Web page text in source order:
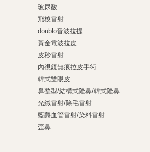
玻尿酸
飛梭雷射
doublo音波拉提
黃金電波拉皮
皮秒雷射
內視鏡無痕拉皮手術
韓式雙眼皮
鼻整型/結構式隆鼻/韓式隆鼻
光纖雷射/除毛雷射
藍爵血管雷射/染料雷射
歪鼻